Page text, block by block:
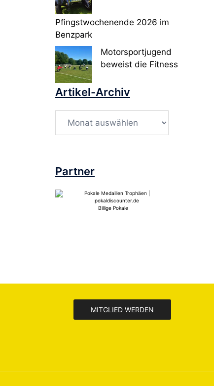
Pfingstwochenende 2026 im
Benzpark
Motorsportjugend
beweist die Fitness
Artikel-Archiv
Archiv
Partner
Billige Pokale
MITGLIED WERDEN